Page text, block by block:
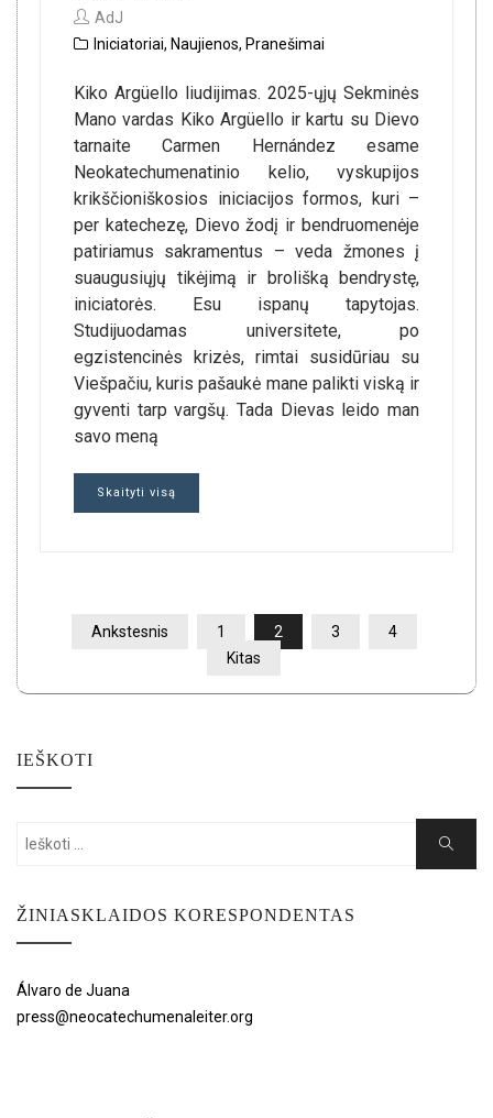
AdJ
Iniciatoriai, Naujienos, Pranešimai
Kiko Argüello liudijimas. 2025-ųjų Sekminės
Mano vardas Kiko Argüello ir kartu su Dievo
tarnaite Carmen Hernández esame
Neokatechumenatinio kelio, vyskupijos
krikščioniškosios iniciacijos formos, kuri –
per katechezę, Dievo žodį ir bendruomenėje
patiriamus sakramentus – veda žmones į
suaugusiųjų tikėjimą ir brolišką bendrystę,
iniciatorės. Esu ispanų tapytojas.
Studijuodamas universitete, po
egzistencinės krizės, rimtai susidūriau su
Viešpačiu, kuris pašaukė mane palikti viską ir
gyventi tarp vargšų. Tada Dievas leido man
savo meną
Skaityti visą
ĮRAŠŲ
PUSLAPIAVIMAS
Ankstesnis 1 2 3
4
Kitas
IEŠKOTI
Search
Search
ŽINIASKLAIDOS KORESPONDENTAS
Álvaro de Juana
press@neocatechumenaleiter.org